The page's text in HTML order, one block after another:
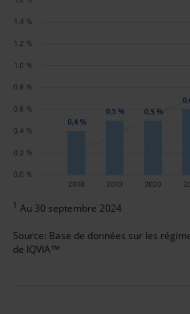
1 Au 30 septembre 2024
Source: Base de données sur les
de IQVIA™